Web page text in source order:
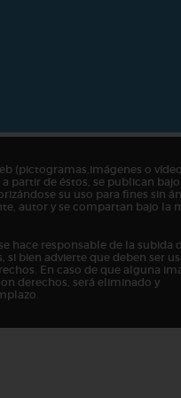
(pictogramas,imágenes o
partir de éstos, se publican bajo
su uso para fines sin
autor y se compartan bajo la
hace responsable de la subida
bien advierte que deben ser
En caso de que alguna
derechos, será eliminado y